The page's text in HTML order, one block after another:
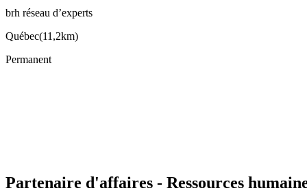
brh réseau d’experts
Québec(11,2km)
Permanent
Partenaire d'affaires - Ressources